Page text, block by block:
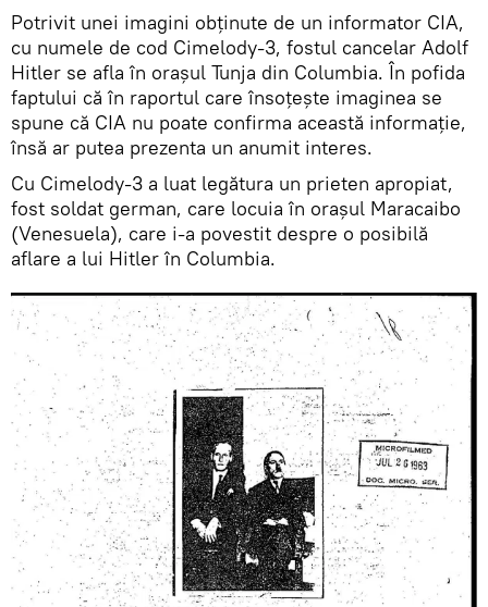
Potrivit unei imagini obținute de un informator CIA,
cu numele de cod Cimelody-3, fostul cancelar Adolf
Hitler se afla în orașul Tunja din Columbia. În pofida
faptului că în raportul care însoțește imaginea se
spune că CIA nu poate confirma această informație,
însă ar putea prezenta un anumit interes.
Cu Cimelody-3 a luat legătura un prieten apropiat,
fost soldat german, care locuia în orașul Maracaibo
(Venesuela), care i-a povestit despre o posibilă
aflare a lui Hitler în Columbia.